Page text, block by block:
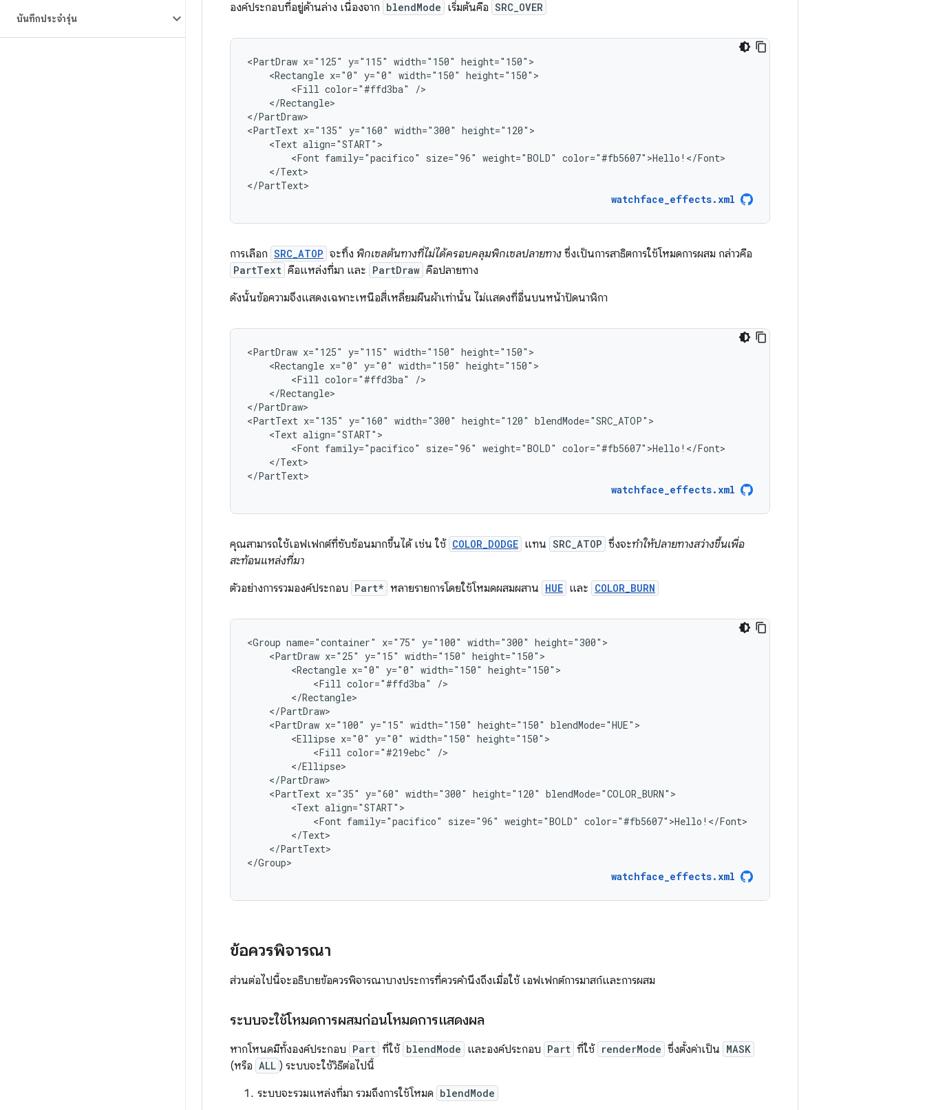
บันทึกประจำรุ่น
องค์ประกอบที่อยู่ด้านล่าง เนื่องจาก blendMode เริ่มต้นคือ SRC_OVER
<PartDraw x="125" y="115" width="150"
<Rectangle x="0" y="0" width="150"
<Fill color="#ffd3ba"
</Rectangle>
</PartDraw>
<PartText x="135" y="160" width="300"
<Text
<Font family="pacifico" size="96" weight="BOLD"
</Text>
</PartText>
watchface_effects.xml
การเลือก SRC_ATOP จะทิ้ง พิกเซลต้นทางที่ไม่ได้ครอบคลุมพิกเซลปลายทาง ซึ่งเป็นการสาธิตการใช้โหมดการผสม กล่าวคือ
PartText คือแหล่งที่มา และ PartDraw คือปลายทาง
ดังนั้นข้อความจึงแสดงเฉพาะเหนือสี่เหลี่ยมผืนผ้าเท่านั้น ไม่แสดงที่อื่นบนหน้าปัดนาฬิกา
<PartDraw x="125" y="115" width="150"
<Rectangle x="0" y="0" width="150"
<Fill color="#ffd3ba"
</Rectangle>
</PartDraw>
<PartText x="135" y="160" width="300" height="120"
<Text
<Font family="pacifico" size="96" weight="BOLD"
</Text>
</PartText>
watchface_effects.xml
คุณสามารถใช้เอฟเฟกต์ที่ซับซ้อนมากขึ้นได้ เช่น ใช้ COLOR_DODGE แทน SRC_ATOP ซึ่งจะทำให้ปลายทางสว่างขึ้นเพื่อ
สะท้อนแหล่งที่มา
ตัวอย่างการรวมองค์ประกอบ Part* หลายรายการโดยใช้โหมดผสมผสาน HUE และ COLOR_BURN
<Group name="container" x="75" y="100" width="300"
<PartDraw x="25" y="15" width="150"
<Rectangle x="0" y="0" width="150"
<Fill color="#ffd3ba"
<PartDraw x="100" y="15" width="150" height="150"
<Ellipse x="0" y="0" width="150"
<Fill color="#219ebc"
<PartText x="35" y="60" width="300" height="120"
<Text
<Font family="pacifico" size="96" weight="BOLD"
</PartText>
</Group>
watchface_effects.xml
ข้อควรพิจารณา
ส่วนต่อไปนี้จะอธิบายข้อควรพิจารณาบางประการที่ควรคำนึงถึงเมื่อใช้ เอฟเฟกต์การมาสก์และการผสม
ระบบจะใช้โหมดการผสมก่อนโหมดการแสดงผล
หากโหนดมีทั้งองค์ประกอบ Part ที่ใช้ blendMode และองค์ประกอบ Part ที่ใช้ renderMode ซึ่งตั้งค่าเป็น MASK
(หรือ ALL ) ระบบจะใช้วิธีต่อไปนี้
ระบบจะรวมแหล่งที่มา รวมถึงการใช้โหมด blendMode